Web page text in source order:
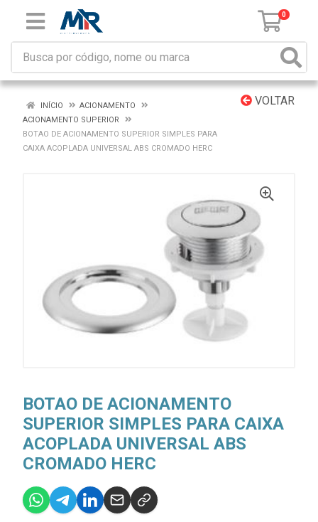
0
VOLTAR
INÍCIO
ACIONAMENTO
ACIONAMENTO SUPERIOR
BOTAO DE ACIONAMENTO SUPERIOR SIMPLES PARA
CAIXA ACOPLADA UNIVERSAL ABS CROMADO HERC
BOTAO DE ACIONAMENTO
SUPERIOR SIMPLES PARA CAIXA
ACOPLADA UNIVERSAL ABS
CROMADO HERC